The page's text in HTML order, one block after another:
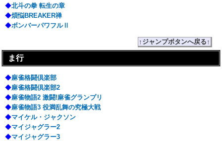
◆北斗の拳 転生の章
◆煩悩BREAKER禅
◆ボンバーパワフルⅡ
↑ジャンプボタンへ戻る↑
ま行
◆麻雀格闘倶楽部
◆麻雀格闘倶楽部2
◆麻雀物語2 激闘!麻雀グランプリ
◆麻雀物語3 役満乱舞の究極大戦
◆マイケル・ジャクソン
◆マイジャグラー2
◆マイジャグラー3